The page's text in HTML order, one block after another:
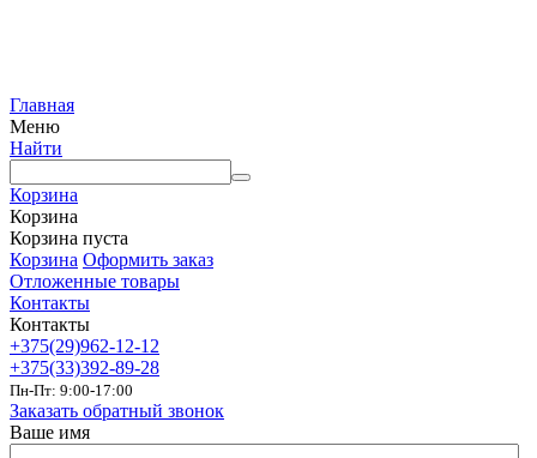
Главная
Меню
Найти
Корзина
Корзина
Корзина пуста
Корзина Оформить заказ
Отложенные товары
Контакты
Контакты
+375(29)962-12-12
+375(33)392-89-28
Пн-Пт: 9:00-17:00
Заказать обратный звонок
Ваше имя